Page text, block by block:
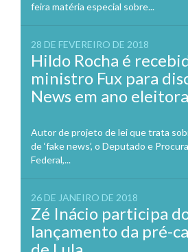
feira matéria especial sobre...
28 DE FEVEREIRO DE 2018
Hildo Rocha é
ministro Fux para
News em ano
Autor de projeto de lei que trata
de ‘fake news’, o Deputado e
Federal,...
26 DE JANEIRO DE 2018
Zé Inácio participa
lançamento da pré-